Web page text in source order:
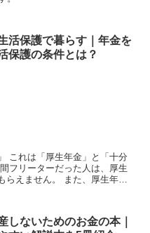
活保護で暮らす｜年金を
保護の条件とは？
これは「厚生年金」と「十分
また、厚生年金
しないためのお金の本｜